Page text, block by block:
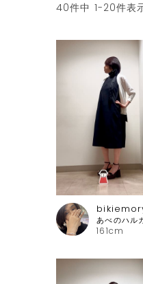
40件中 1-20件表
161cm